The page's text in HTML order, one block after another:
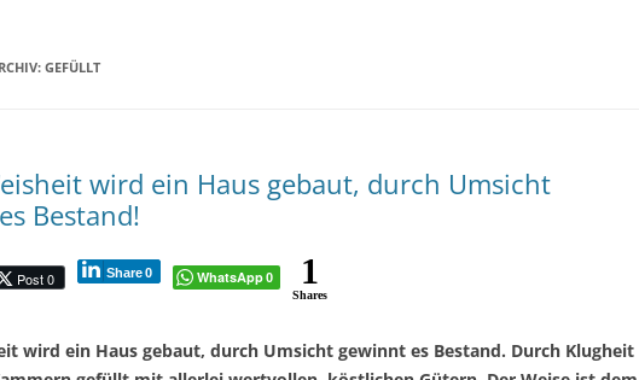
GEFÜLLT
wird ein Haus gebaut, durch Umsicht
Bestand!
Post 0 Share0 WhatsApp0 1
Shares
wird ein Haus gebaut, durch Umsicht gewinnt es Bestand. Durch Klugheit